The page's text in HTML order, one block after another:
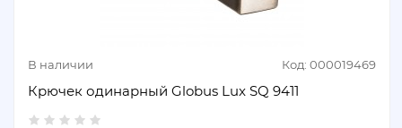
В наличии Код: 000019469
Крючек одинарный Globus Lux SQ 9411